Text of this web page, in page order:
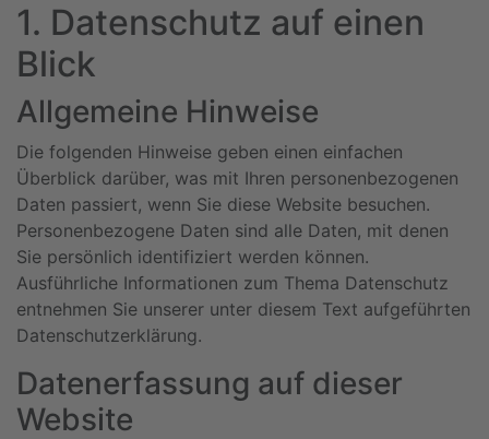
1. Datenschutz auf einen
Blick
Allgemeine Hinweise
Die folgenden Hinweise geben einen einfachen
Überblick darüber, was mit Ihren personenbezogenen
Daten passiert, wenn Sie diese Website besuchen.
Personenbezogene Daten sind alle Daten, mit denen
Sie persönlich identifiziert werden können.
Ausführliche Informationen zum Thema Datenschutz
entnehmen Sie unserer unter diesem Text aufgeführten
Datenschutzerklärung.
Datenerfassung auf dieser
Website